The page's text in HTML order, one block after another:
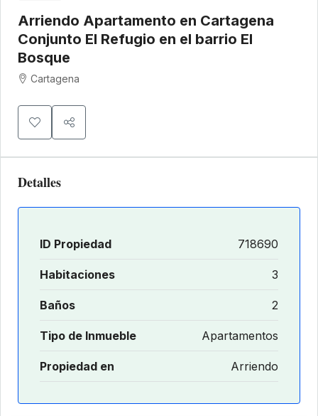
Arriendo Apartamento en Cartagena
Conjunto El Refugio en el barrio El
Bosque
Cartagena
Detalles
ID Propiedad 718690
Habitaciones 3
Baños 2
Tipo de Inmueble Apartamentos
Propiedad en Arriendo